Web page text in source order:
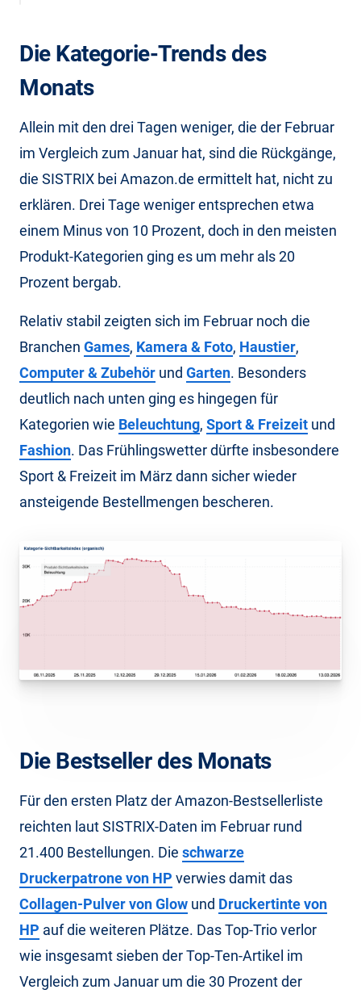
Die Kategorie-Trends des
Monats
Allein mit den drei Tagen weniger, die der Februar
im Vergleich zum Januar hat, sind die Rückgänge,
die SISTRIX bei Amazon.de ermittelt hat, nicht zu
erklären. Drei Tage weniger entsprechen etwa
einem Minus von 10 Prozent, doch in den meisten
Produkt-Kategorien ging es um mehr als 20
Prozent bergab.
Relativ stabil zeigten sich im Februar noch die
Branchen Games, Kamera & Foto, Haustier,
Computer & Zubehör und Garten. Besonders
deutlich nach unten ging es hingegen für
Kategorien wie Beleuchtung, Sport & Freizeit und
Fashion. Das Frühlingswetter dürfte insbesondere
Sport & Freizeit im März dann sicher wieder
ansteigende Bestellmengen bescheren.
Die Bestseller des Monats
Für den ersten Platz der Amazon-Bestsellerliste
reichten laut SISTRIX-Daten im Februar rund
21.400 Bestellungen. Die schwarze
Druckerpatrone von HP verwies damit das
Collagen-Pulver von Glow und Druckertinte von
HP auf die weiteren Plätze. Das Top-Trio verlor
wie insgesamt sieben der Top-Ten-Artikel im
Vergleich zum Januar um die 30 Prozent der